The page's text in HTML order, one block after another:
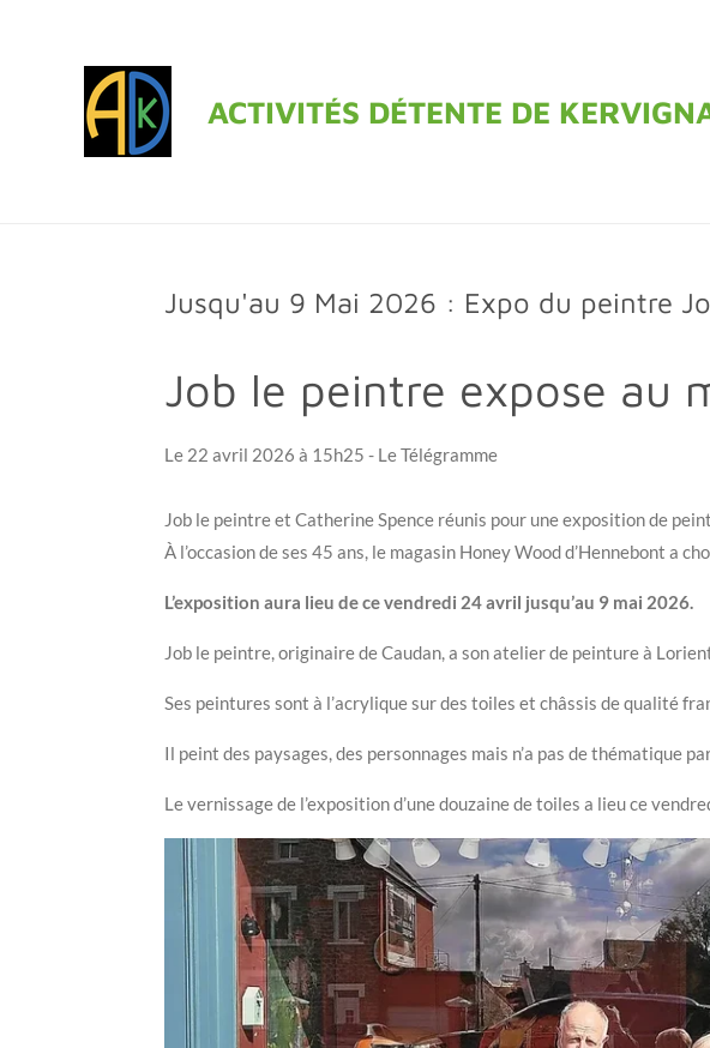
ACTIVITÉS DÉTENTE DE
Jusqu'au 9 Mai 2026 : Expo du peintre
Job le peintre expose au
Le 22 avril 2026 à 15h25 - Le Télégramme
Job le peintre et Catherine Spence réunis pour une exposition de
À l’occasion de ses 45 ans, le magasin Honey Wood d’Hennebont a
L’exposition aura lieu de ce vendredi 24 avril jusqu’au 9 mai 2026.
Job le peintre, originaire de Caudan, a son atelier de peinture à
Ses peintures sont à l’acrylique sur des toiles et châssis de qualité
Il peint des paysages, des personnages mais n’a pas de thématique
Le vernissage de l’exposition d’une douzaine de toiles a lieu ce